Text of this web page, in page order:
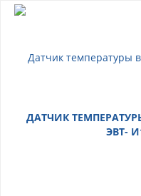
ДАТЧИК
ЭВТ-